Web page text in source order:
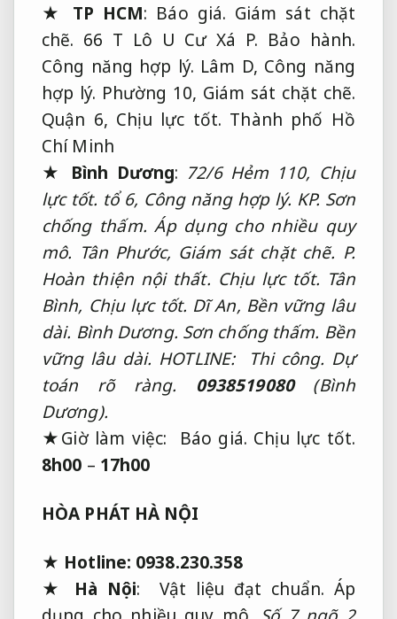
★ TP HCM: Báo giá. Giám sát chặt
chẽ. 66 T Lô U Cư Xá P. Bảo hành.
Công năng hợp lý. Lâm D, Công năng
hợp lý. Phường 10, Giám sát chặt chẽ.
Quận 6, Chịu lực tốt. Thành phố Hồ
Chí Minh
★ Bình Dương: 72/6 Hẻm 110, Chịu
lực tốt. tổ 6, Công năng hợp lý. KP. Sơn
chống thấm. Áp dụng cho nhiều quy
mô. Tân Phước, Giám sát chặt chẽ. P.
Hoàn thiện nội thất. Chịu lực tốt. Tân
Bình, Chịu lực tốt. Dĩ An, Bền vững lâu
dài. Bình Dương. Sơn chống thấm. Bền
vững lâu dài. HOTLINE: Thi công. Dự
toán rõ ràng.
0938519080(Bình
Dương).
★Giờ làm việc: Báo giá. Chịu lực tốt.
8h00 – 17h00
HÒA PHÁT HÀ NỘI
★ Hotline: 0938.230.358
★ Hà Nội: Vật liệu đạt chuẩn. Áp